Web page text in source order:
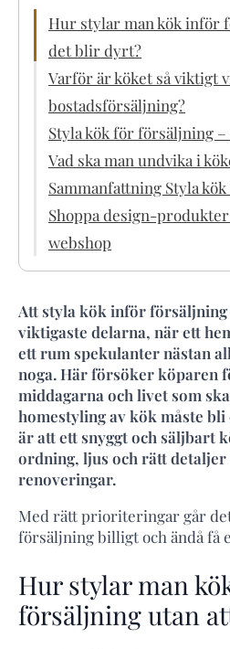
Hur stylar man kök inför
det blir dyrt?
Varför är köket så viktigt
bostadsförsäljning?
Styla kök för försäljning –
Vad ska man undvika i
Sammanfattning Styla
Shoppa design-
webshop
Att styla kök inför försäljning
viktigaste delarna, när ett
ett rum spekulanter nästan
noga. Här försöker köparen
middagarna och livet som
homestyling av kök måste
är att ett snyggt och säljbart
ordning, ljus och rätt detaljer
renoveringar.
Med rätt prioriteringar går
försäljning billigt och ändå
Hur stylar man
försäljning utan